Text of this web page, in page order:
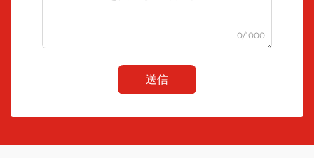
0/1000
送信